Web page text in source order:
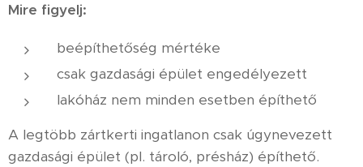
Mire figyelj:
beépíthetőség mértéke
csak gazdasági épület engedélyezett
lakóház nem minden esetben építhető
A legtöbb zártkerti ingatlanon csak úgynevezett
gazdasági épület (pl. tároló, présház) építhető.